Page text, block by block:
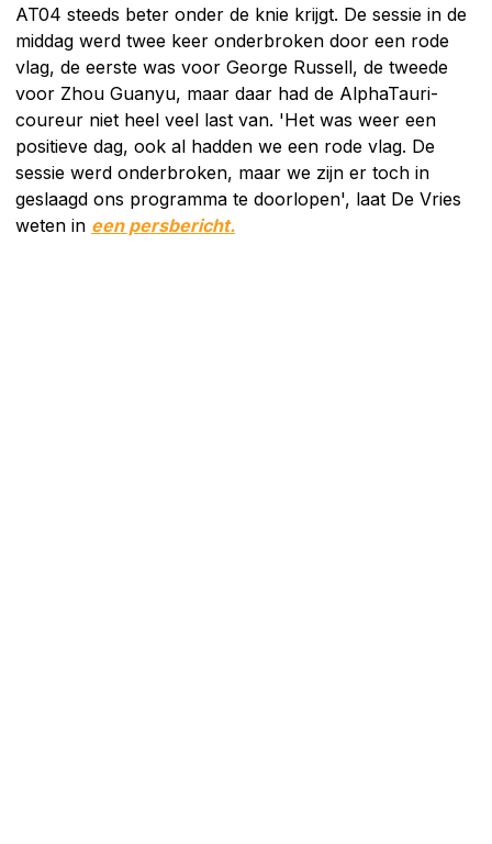
AT04 steeds beter onder de knie krijgt. De sessie in de
middag werd twee keer onderbroken door een rode
vlag, de eerste was voor George Russell, de tweede
voor Zhou Guanyu, maar daar had de AlphaTauri-
coureur niet heel veel last van. 'Het was weer een
positieve dag, ook al hadden we een rode vlag. De
sessie werd onderbroken, maar we zijn er toch in
geslaagd ons programma te doorlopen', laat De Vries
weten in een persbericht.